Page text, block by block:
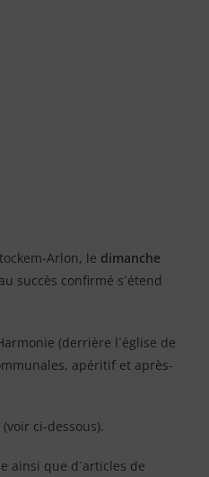
Arlon, le dimanche
succès confirmé s´étend
(derrière l´église de
apéritif et après-
ci-dessous).
ainsi que d´articles de